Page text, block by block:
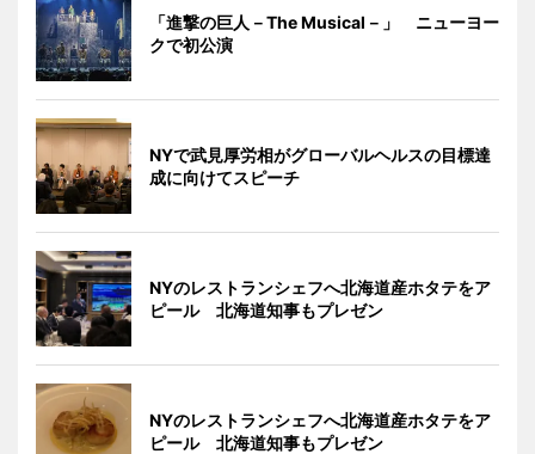
「進撃の巨人－The Musical－」 ニューヨー
クで初公演
NYで武見厚労相がグローバルヘルスの目標達
成に向けてスピーチ
NYのレストランシェフへ北海道産ホタテをア
ピール 北海道知事もプレゼン
NYのレストランシェフへ北海道産ホタテをア
ピール 北海道知事もプレゼン